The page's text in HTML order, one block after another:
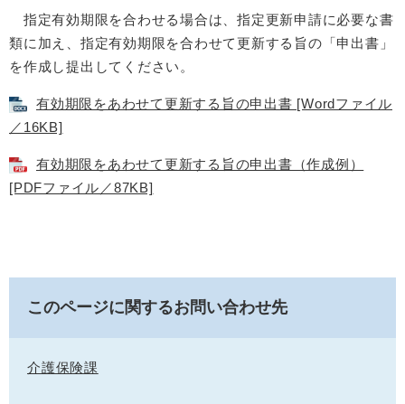
指定有効期限を合わせる場合は、指定更新申請に必要な書
類に加え、指定有効期限を合わせて更新する旨の「申出書」
を作成し提出してください。
有効期限をあわせて更新する旨の申出書 [Wordファイル
／16KB]
有効期限をあわせて更新する旨の申出書（作成例）
[PDFファイル／87KB]
このページに関するお問い合わせ先
介護保険課